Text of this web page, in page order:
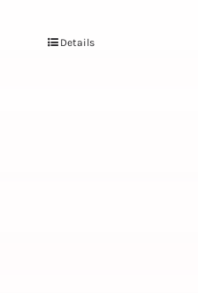
Details